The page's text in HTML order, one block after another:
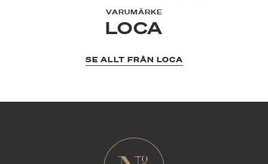
VARUMÄRKE
LOCA
SE ALLT FRÅN LOCA